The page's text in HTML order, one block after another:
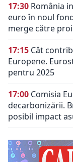
17:30 România
euro în noul
merge către
17:15 Cât
Europene.
pentru 2025
17:00 Comisia
decarbonizării.
posibil impact